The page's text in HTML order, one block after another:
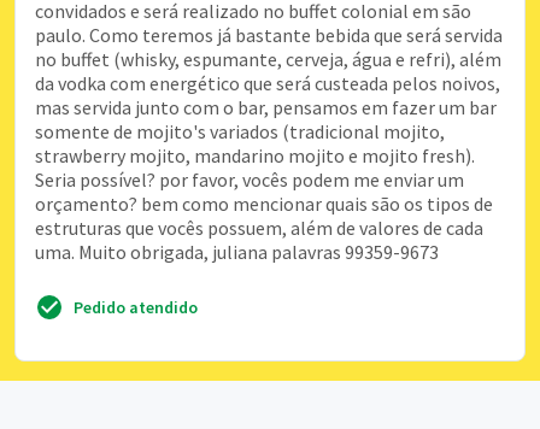
convidados e será realizado no buffet colonial em são
paulo. Como teremos já bastante bebida que será servida
no buffet (whisky, espumante, cerveja, água e refri), além
da vodka com energético que será custeada pelos noivos,
mas servida junto com o bar, pensamos em fazer um bar
somente de mojito's variados (tradicional mojito,
strawberry mojito, mandarino mojito e mojito fresh).
Seria possível? por favor, vocês podem me enviar um
orçamento? bem como mencionar quais são os tipos de
estruturas que vocês possuem, além de valores de cada
uma. Muito obrigada, juliana palavras 99359-9673
Pedido atendido